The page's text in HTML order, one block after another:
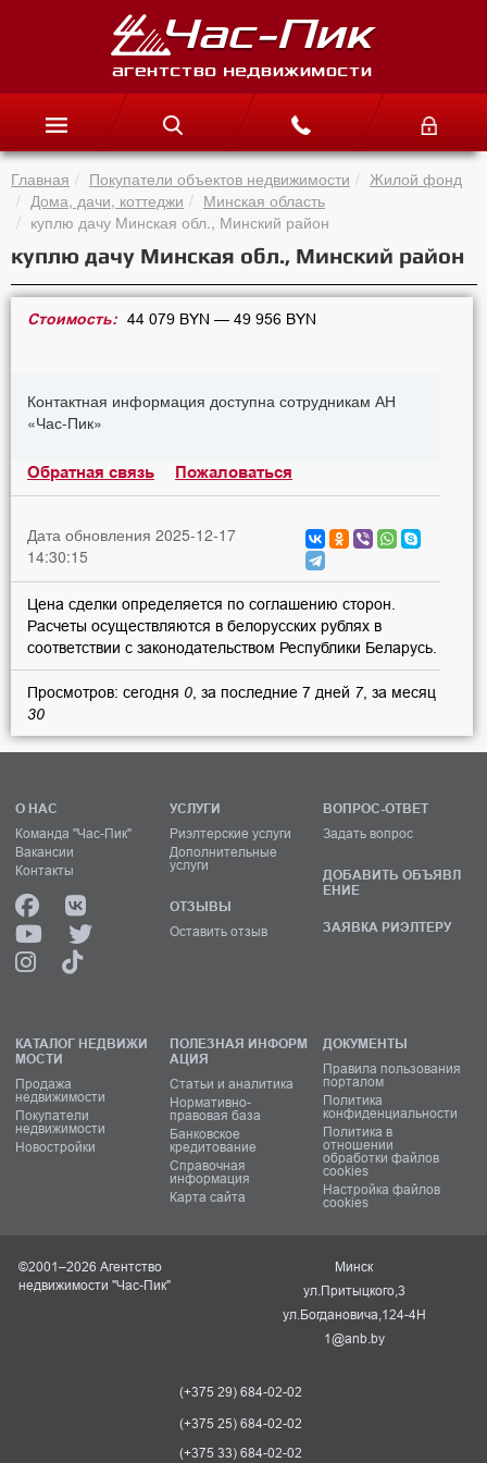
Главная Покупатели объектов недвижимости
Жилой фонд
Дома, дачи, коттеджи
Минская область
куплю дачу Минская обл., Минский район
куплю дачу Минская обл., Минский район
Стоимость: 44 079 BYN — 49 956 BYN
Контактная информация доступна сотрудникам АН
«Час-Пик»
Обратная связь Пожаловаться
Дата обновления 2025-12-17
14:30:15
Цена сделки определяется по соглашению сторон.
Расчеты осуществляются в белорусских рублях в
соответствии с законодательством Республики Беларусь.
Просмотров: сегодня 0 , за последние 7 дней 7, за месяц
30
О НАС
Команда "Час-Пик"
Вакансии
Контакты
УСЛУГИ
Риэлтерские услуги
Дополнительные
услуги
ОТЗЫВЫ
Оставить отзыв
ВОПРОС-ОТВЕТ
Задать вопрос
ДОБАВИТЬ ОБЪЯВЛ
ЕНИЕ
ЗАЯВКА РИЭЛТЕРУ
КАТАЛОГ НЕДВИЖИ
МОСТИ
Продажа
недвижимости
Покупатели
недвижимости
Новостройки
ПОЛЕЗНАЯ ИНФОРМ
АЦИЯ
Статьи и аналитика
Нормативно-
правовая база
Банковское
кредитование
Справочная
информация
Карта сайта
ДОКУМЕНТЫ
Правила пользования
порталом
Политика
конфиденциальности
Политика в
отношении
обработки файлов
cookies
Настройка файлов
cookies
©2001–2026 Агентство
недвижимости "Час-Пик"
Минск
ул.Притыцкого,3
ул.Богдановича,124-4Н
1@anb.by
(+375 29) 684-02-02
(+375 25) 684-02-02
(+375 33) 684-02-02